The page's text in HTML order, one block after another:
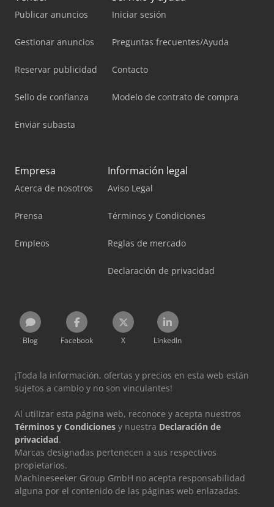
Publicar anuncios
Gestionar anuncios
Reservar publicidad
Sello de confianza
Enviar subasta
Iniciar sesión
Preguntas frecuentes/Ayuda
Contacto
Modelo de contrato de compra
Empresa
Acerca de nosotros
Prensa
Empleos
Información legal
Aviso Legal
Términos y Condiciones
Reglas de mercado
Declaración de privacidad
Blog Facebook X LinkedIn
¡Toda la información, ofertas y precios en esta web están
sujetos a cambio y no son vinculantes!
Al utilizar esta página web, reconoce y acepta nuestros
Términos y Condiciones y nuestra Declaración de
privacidad.
Marcas designadas pertenecen a sus respectivos
propietarios.
Machineseeker Group GmbH no acepta responsabilidad
alguna por el contenido de las páginas web enlazadas.